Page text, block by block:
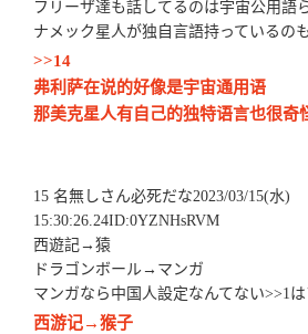
フリーザ達も話してるのは宇宙公用語
ナメック星人が独自言語持っているの
>>14
弗利萨在说的好像是宇宙通用语
那美克星人有自己的独特语言也很奇
15 名無しさん必死だな2023/03/15(水)
15:30:26.24ID:0YZNHsRVM
西遊記→猿
ドラゴンボール→マンガ
マンガなら中国人設定なんてない>>1は
西游记→猴子